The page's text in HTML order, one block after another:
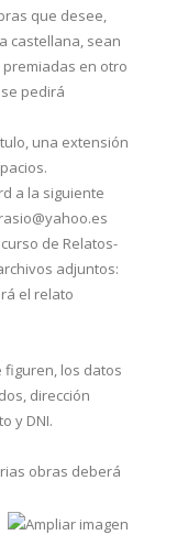
que desee,
castellana, sean
en otro
pedirá
una extensión
a la siguiente
de Relatos-
adjuntos:
el relato
figuren, los datos
dirección
y DNI.
obras deberá